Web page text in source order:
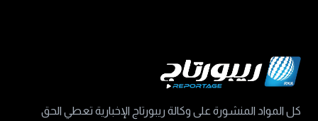
كل المواد المنشورة على وكالة ريبورتاج الإخبارية تعطي الحق